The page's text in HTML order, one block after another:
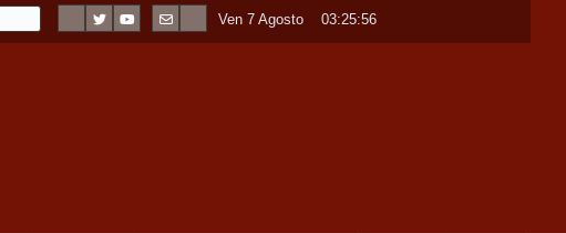
Ven 7 Agosto ----03:25:57